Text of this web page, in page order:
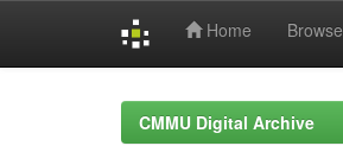
Home Browse
CMMU Digital Archive